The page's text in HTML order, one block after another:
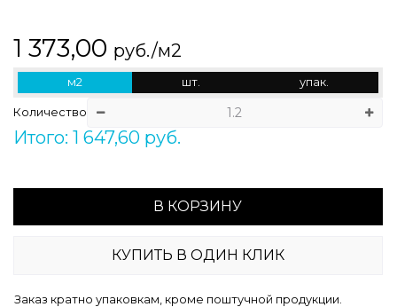
1 373,00 руб./м2
м2 шт. упак.
Количество
Итого: 1 647,60 руб.
В КОРЗИНУ
КУПИТЬ В ОДИН КЛИК
Заказ кратно упаковкам, кроме поштучной продукции.